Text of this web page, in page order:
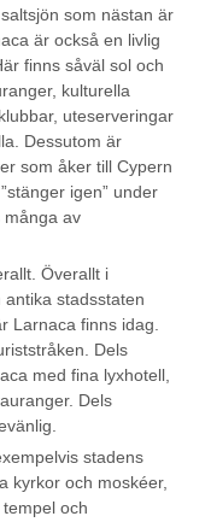
som nästan är
är också en livlig
finns såväl sol och
kulturella
uteserveringar
Dessutom är
som åker till Cypern
igen” under
många av
Överallt i
stadsstaten
Larnaca finns idag.
Dels
med fina lyxhotell,
Dels
stadens
kyrkor och moskéer,
och